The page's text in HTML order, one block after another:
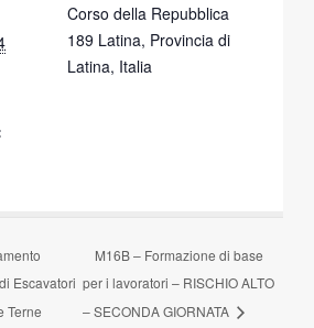
Corso della Repubblica
189 Latina, Provincia di
Latina, Italia
Escavatori
Terne
M16B – Formazione di base
per i lavoratori – RISCHIO ALTO
– SECONDA GIORNATA